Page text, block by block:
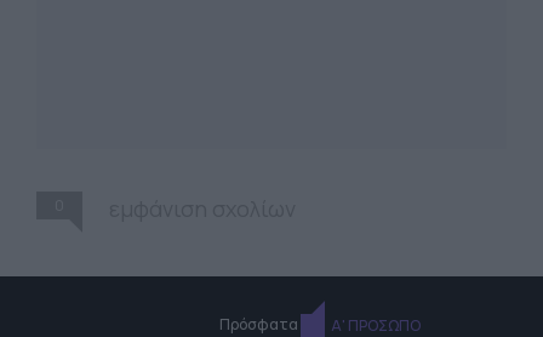
Πρόσφατα Α' ΠΡΟΣΩΠΟ